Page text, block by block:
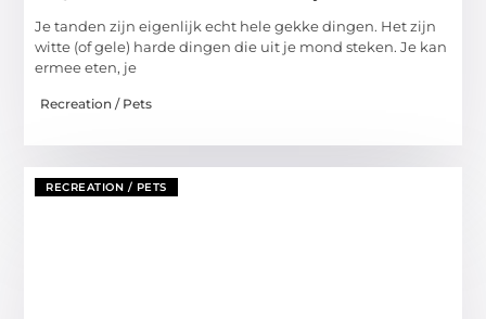
Je tanden zijn eigenlijk echt hele gekke dingen. Het zijn
witte (of gele) harde dingen die uit je mond steken. Je kan
ermee eten, je
Recreation / Pets
RECREATION / PETS